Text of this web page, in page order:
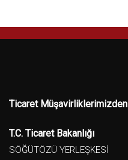
Ticaret Müşavirliklerimizden
T.C. Ticaret Bakanlığı
SÖĞÜTÖZÜ YERLEŞKESİ